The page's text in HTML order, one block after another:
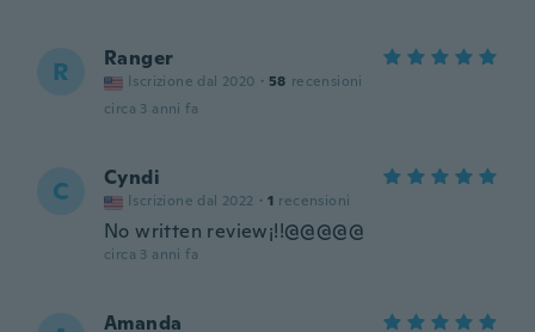
R Ranger
Iscrizione dal 2020 · 58 recensioni
circa 3 anni fa
C Cyndi
Iscrizione dal 2022 · 1 recensioni
No written review¡!!@@@@@
circa 3 anni fa
Amanda